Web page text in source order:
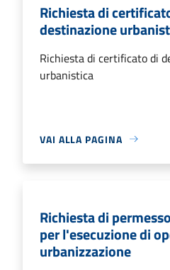
Richiesta di
destinazione
Richiesta di certificato di
urbanistica
VAI ALLA PAGINA
Richiesta di
per l'esecuzione di
urbanizzazione